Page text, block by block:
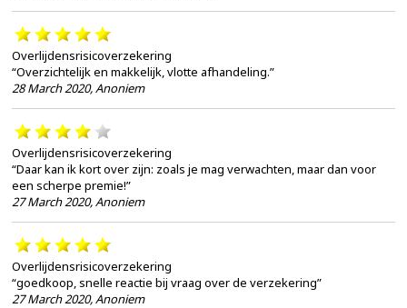
Overlijdensrisicoverzekering
“Overzichtelijk en makkelijk, vlotte afhandeling.”
28 March 2020,Anoniem
Overlijdensrisicoverzekering
“Daar kan ik kort over zijn: zoals je mag verwachten, maar dan voor
een scherpe premie!”
27 March 2020,Anoniem
Overlijdensrisicoverzekering
“goedkoop, snelle reactie bij vraag over de verzekering”
27 March 2020,Anoniem